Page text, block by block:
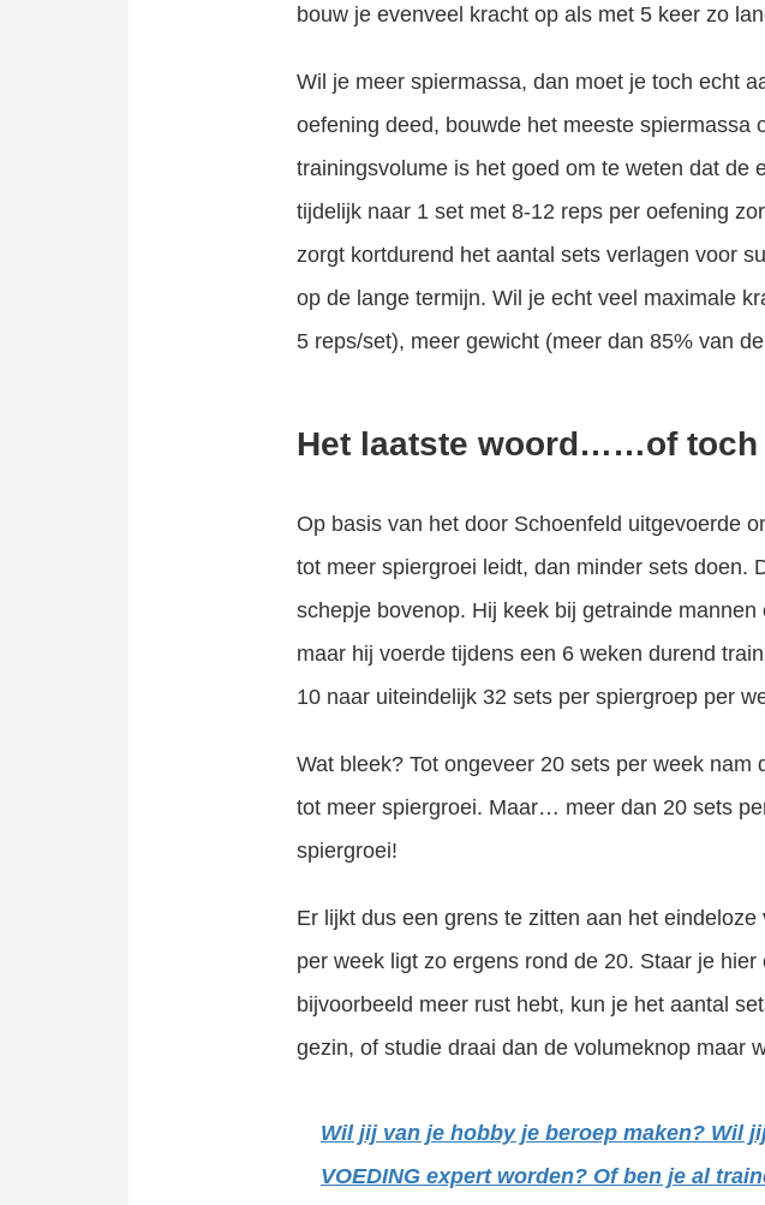
bouw je evenveel kracht op als met 5 keer zo
Wil je meer spiermassa, dan moet je toch echt
oefening deed, bouwde het meeste spiermassa
trainingsvolume is het goed om te weten dat de
tijdelijk naar 1 set met 8-12 reps per oefening
zorgt kortdurend het aantal sets verlagen voor
op de lange termijn. Wil je echt veel maximale
5 reps/set), meer gewicht (meer dan 85% van
Het laatste woord……of toch
Op basis van het door Schoenfeld uitgevoerde
tot meer spiergroei leidt, dan minder sets doen.
schepje bovenop. Hij keek bij getrainde
maar hij voerde tijdens een 6 weken durend
10 naar uiteindelijk 32 sets per spiergroep per
Wat bleek? Tot ongeveer 20 sets per week
tot meer spiergroei. Maar… meer dan 20 sets
spiergroei!
Er lijkt dus een grens te zitten aan het
per week ligt zo ergens rond de 20. Staar je
bijvoorbeeld meer rust hebt, kun je het aantal
gezin, of studie draai dan de volumeknop maar
Wil jij van je hobby je beroep maken? Wil
VOEDING expert worden? Of ben je al